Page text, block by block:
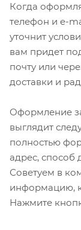
Когда
телефон и e-
уточнит
вам придет
почту или
доставки и
Оформление
выглядит
полностью
адрес, способ
Советуем в
информацию,
Нажмите